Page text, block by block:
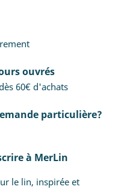
ouvrés
60€ d'achats
particulière?
à MerLin
le lin, inspirée et